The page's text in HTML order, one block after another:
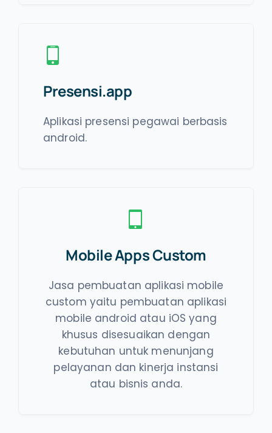
Presensi.app
Aplikasi presensi pegawai berbasis
android.
Mobile Apps Custom
Jasa pembuatan aplikasi mobile
custom yaitu pembuatan aplikasi
mobile android atau iOS yang
khusus disesuaikan dengan
kebutuhan untuk menunjang
pelayanan dan kinerja instansi
atau bisnis anda.